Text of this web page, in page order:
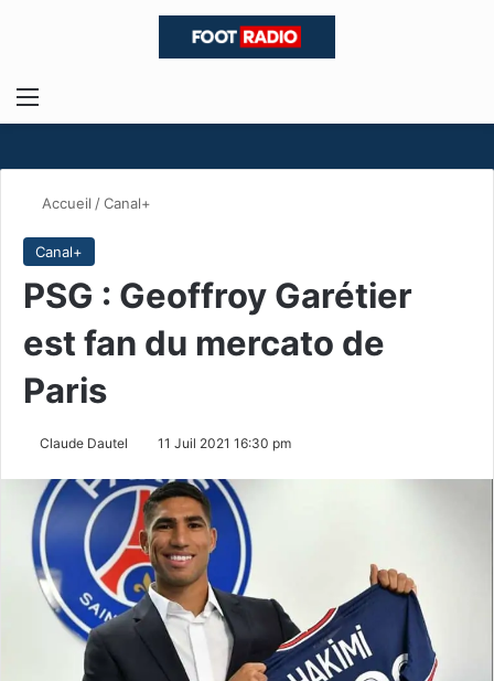
Menu
Accueil /Canal+
Canal+
PSG : Geoffroy Garétier
est fan du mercato de
Paris
Claude Dautel 11 Juil 2021 16:30 pm